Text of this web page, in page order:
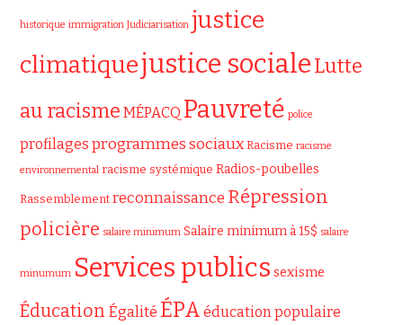
historique immigration Judiciarisation justice
climatiquejustice socialeLutte
au racisme MÉPACQ Pauvreté police
profilages programmes sociaux Racisme racisme
environnemental racisme systémique Radios-poubelles
Rassemblement reconnaissance Répression
policière salaire minimum Salaire minimum à 15$ salaire
minumum Services publics sexisme
Éducation Égalité ÉPA éducation populaire